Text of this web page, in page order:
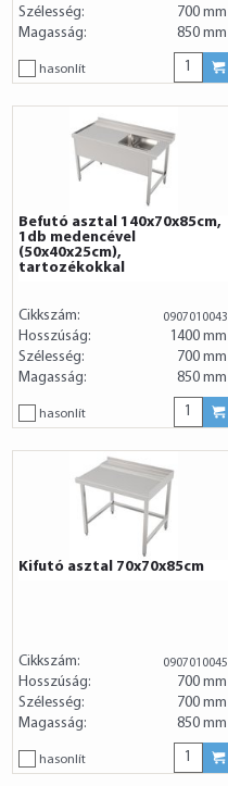
Szélesség:
700 mm
Magasság:
850 mm
hasonlít
Befutó asztal 140x70x85cm,
1db medencével
(50x40x25cm),
tartozékokkal
Cikkszám: 0907010043
Hosszúság:
1400 mm
Szélesség:
700 mm
Magasság:
850 mm
hasonlít
Kifutó asztal 70x70x85cm
Cikkszám: 0907010045
Hosszúság:
700 mm
Szélesség:
700 mm
Magasság:
850 mm
hasonlít